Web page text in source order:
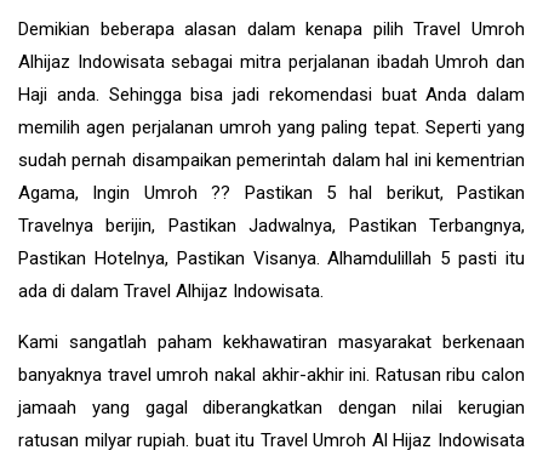
Demikian beberapa alasan dalam kenapa pilih Travel Umroh
Alhijaz Indowisata sebagai mitra perjalanan ibadah Umroh dan
Haji anda. Sehingga bisa jadi rekomendasi buat Anda dalam
memilih agen perjalanan umroh yang paling tepat. Seperti yang
sudah pernah disampaikan pemerintah dalam hal ini kementrian
Agama, Ingin Umroh ?? Pastikan 5 hal berikut, Pastikan
Travelnya berijin, Pastikan Jadwalnya, Pastikan Terbangnya,
Pastikan Hotelnya, Pastikan Visanya. Alhamdulillah 5 pasti itu
ada di dalam Travel Alhijaz Indowisata.
Kami sangatlah paham kekhawatiran masyarakat berkenaan
banyaknya travel umroh nakal akhir-akhir ini. Ratusan ribu calon
jamaah yang gagal diberangkatkan dengan nilai kerugian
ratusan milyar rupiah. buat itu Travel Umroh Al Hijaz Indowisata